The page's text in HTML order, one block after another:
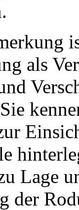
als
Lage
der